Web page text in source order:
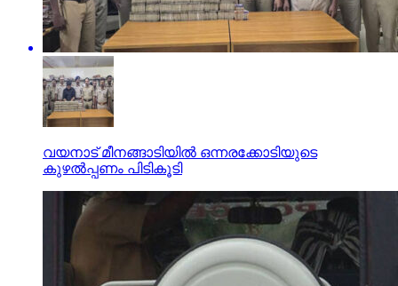
വയനാട് മീനങ്ങാടിയില്‍ ഒന്നരക്കോടിയുടെ
കുഴല്‍പ്പണം പിടികൂടി